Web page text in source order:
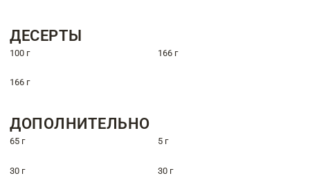
ДЕСЕРТЫ
100 г 166 г
166 г
ДОПОЛНИТЕЛЬНО
65 г 5 г
30 г 30 г